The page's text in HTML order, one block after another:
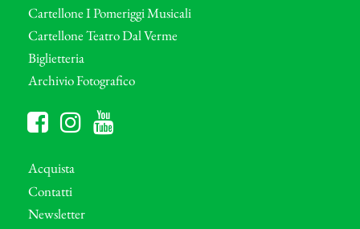
Cartellone I Pomeriggi Musicali
Cartellone Teatro Dal Verme
Biglietteria
Archivio Fotografico
Acquista
Contatti
Newsletter